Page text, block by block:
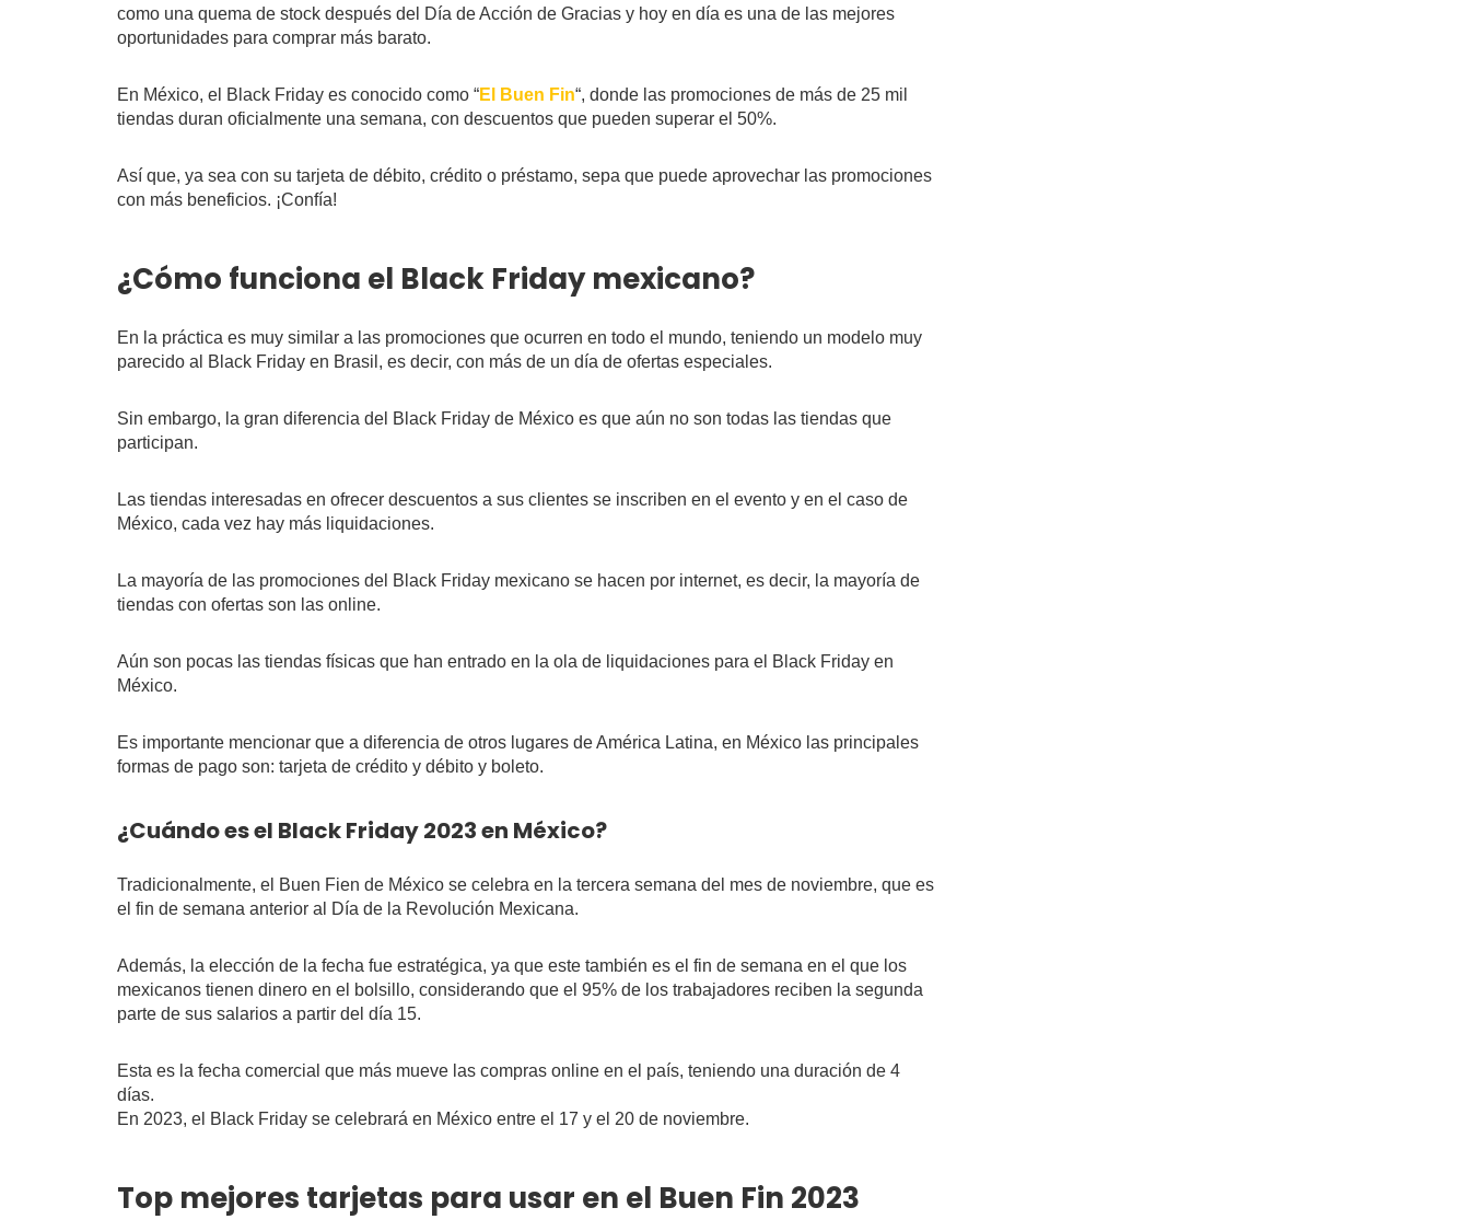
como una quema de stock después del Día de Acción de Gracias y hoy en día es una de las mejores
oportunidades para comprar más barato.
En México, el Black Friday es conocido como “El Buen Fin“, donde las promociones de más de 25 mil
tiendas duran oficialmente una semana, con descuentos que pueden superar el 50%.
Así que, ya sea con su tarjeta de débito, crédito o préstamo, sepa que puede aprovechar las promociones
con más beneficios. ¡Confía!
¿Cómo funciona el Black Friday mexicano?
En la práctica es muy similar a las promociones que ocurren en todo el mundo, teniendo un modelo muy
parecido al Black Friday en Brasil, es decir, con más de un día de ofertas especiales.
Sin embargo, la gran diferencia del Black Friday de México es que aún no son todas las tiendas que
participan.
Las tiendas interesadas en ofrecer descuentos a sus clientes se inscriben en el evento y en el caso de
México, cada vez hay más liquidaciones.
La mayoría de las promociones del Black Friday mexicano se hacen por internet, es decir, la mayoría de
tiendas con ofertas son las online.
Aún son pocas las tiendas físicas que han entrado en la ola de liquidaciones para el Black Friday en
México.
Es importante mencionar que a diferencia de otros lugares de América Latina, en México las principales
formas de pago son: tarjeta de crédito y débito y boleto.
¿Cuándo es el Black Friday 2023 en México?
Tradicionalmente, el Buen Fien de México se celebra en la tercera semana del mes de noviembre, que es
el fin de semana anterior al Día de la Revolución Mexicana.
Además, la elección de la fecha fue estratégica, ya que este también es el fin de semana en el que los
mexicanos tienen dinero en el bolsillo, considerando que el 95% de los trabajadores reciben la segunda
parte de sus salarios a partir del día 15.
Esta es la fecha comercial que más mueve las compras online en el país, teniendo una duración de 4
días.
En 2023, el Black Friday se celebrará en México entre el 17 y el 20 de noviembre.
Top mejores tarjetas para usar en el Buen Fin 2023